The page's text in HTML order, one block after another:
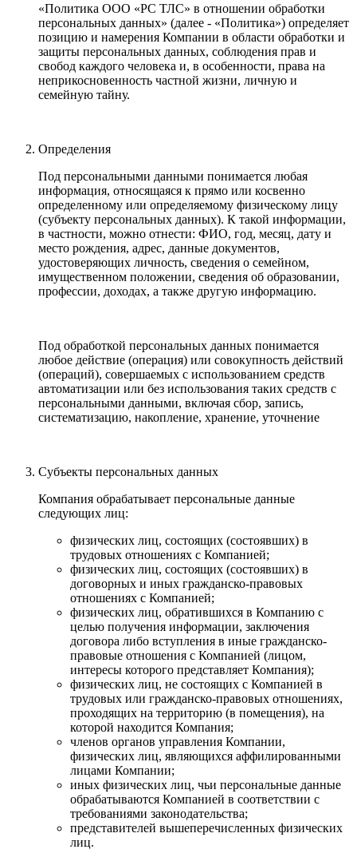
«Политика ООО «PC ТЛС» в отношении обработки
персональных данных» (далее - «Политика») определяет
позицию и намерения Компании в области обработки и
защиты персональных данных, соблюдения прав и
свобод каждого человека и, в особенности, права на
неприкосновенность частной жизни, личную и
семейную тайну.
Определения
Под персональными данными понимается любая
информация, относящаяся к прямо или косвенно
определенному или определяемому физическому лицу
(субъекту персональных данных). К такой информации,
в частности, можно отнести: ФИО, год, месяц, дату и
место рождения, адрес, данные документов,
удостоверяющих личность, сведения о семейном,
имущественном положении, сведения об образовании,
профессии, доходах, а также другую информацию.
Под обработкой персональных данных понимается
любое действие (операция) или совокупность действий
(операций), совершаемых с использованием средств
автоматизации или без использования таких средств с
персональными данными, включая сбор, запись,
систематизацию, накопление, хранение, уточнение
Субъекты персональных данных
Компания обрабатывает персональные данные
следующих лиц:
физических лиц, состоящих (состоявших) в
трудовых отношениях с Компанией;
физических лиц, состоящих (состоявших) в
договорных и иных гражданско-правовых
отношениях с Компанией;
физических лиц, обратившихся в Компанию с
целью получения информации, заключения
договора либо вступления в иные гражданско-
правовые отношения с Компанией (лицом,
интересы которого представляет Компания);
физических лиц, не состоящих с Компанией в
трудовых или гражданско-правовых отношениях,
проходящих на территорию (в помещения), на
которой находится Компания;
членов органов управления Компании,
физических лиц, являющихся аффилированными
лицами Компании;
иных физических лиц, чьи персональные данные
обрабатываются Компанией в соответствии с
требованиями законодательства;
представителей вышеперечисленных физических
лиц.